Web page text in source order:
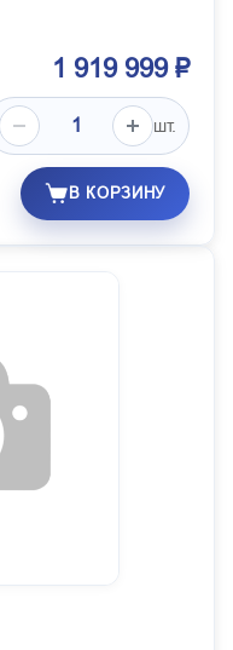
1 919 999 ₽
шт.
В КОРЗИНУ